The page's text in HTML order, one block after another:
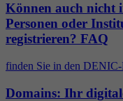
Können auch nicht
Personen oder
registrieren? FAQ
finden Sie in den
Domains: Ihr